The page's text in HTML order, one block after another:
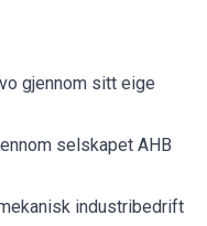
gjennom sitt eige
selskapet AHB
industribedrift